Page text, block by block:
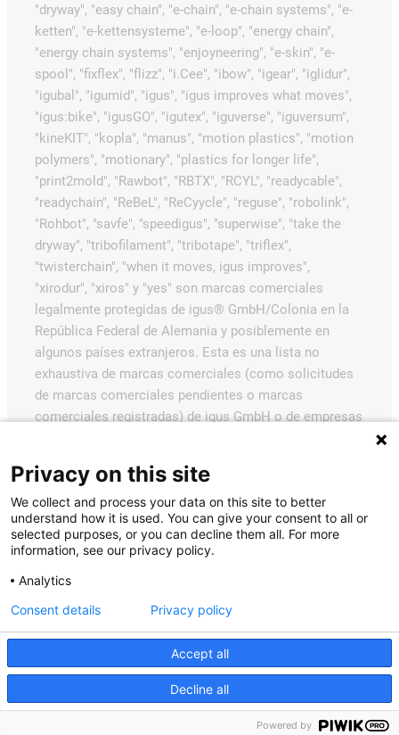
"dryway", "easy chain", "e-chain", "e-chain systems", "e-
ketten", "e-kettensysteme", "e-loop", "energy chain",
"energy chain systems", "enjoyneering", "e-skin", "e-
spool", "fixflex", "flizz", "i.Cee", "ibow", "igear", "iglidur",
"igubal", "igumid", "igus", "igus improves what moves",
"igus:bike", "igusGO", "igutex", "iguverse", "iguversum",
"kineKIT", "kopla", "manus", "motion plastics", "motion
polymers", "motionary", "plastics for longer life",
"print2mold", "Rawbot", "RBTX", "RCYL", "readycable",
"readychain", "ReBeL", "ReCyycle", "reguse", "robolink",
"Rohbot", "savfe", "speedigus", "superwise", "take the
dryway", "tribofilament", "tribotape", "triflex",
"twisterchain", "when it moves, igus improves",
"xirodur", "xiros" y "yes" son marcas comerciales
legalmente protegidas de igus® GmbH/Colonia en la
República Federal de Alemania y posiblemente en
algunos países extranjeros. Esta es una lista no
exhaustiva de marcas comerciales (como solicitudes
de marcas comerciales pendientes o marcas
comerciales registradas) de igus GmbH o de empresas
igus® GmbH desea señalar que no vende productos de
Allen Bradley, B&R, Baumüller, Beckhoff, Lahr, Control
Techniques, Danaher Motion, ELAU, FAGOR, FANUC,
Festo, Heidenhain, Jetter, Lenze, LinMot, LTi DRiVES,
Mitsubishi, NUM, Parker, Bosch Rexroth, SEW, Siemens,
Stöber y todos los demás fabricantes de
productos ofrecidos por igus® son los de igus®
GmbH.
Privacy on this site
We collect and process your data on this site to better
understand how it is used. You can give your consent to all or
selected purposes, or you can decline them all. For more
information, see our privacy policy.
Analytics
Accept all
Decline all
Consent details Privacy policy
Powered by